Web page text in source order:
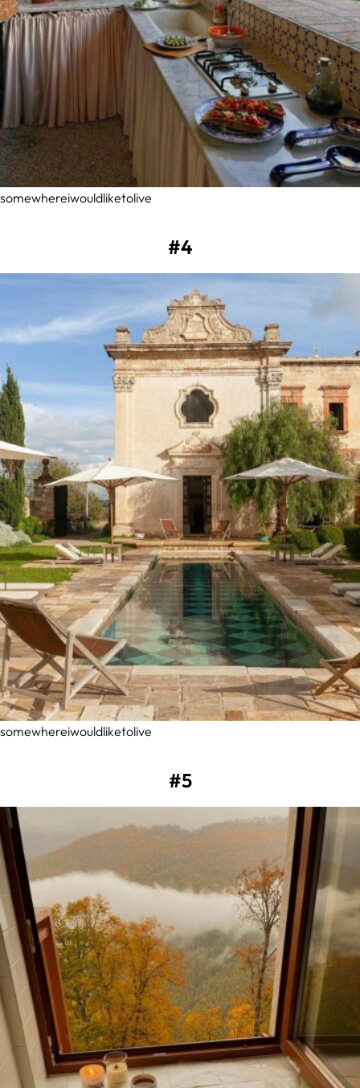
somewhereiwouldliketolive
#4
somewhereiwouldliketolive
#5